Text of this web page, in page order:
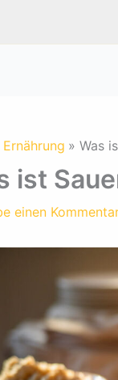
Ernährung Was
ist
einen